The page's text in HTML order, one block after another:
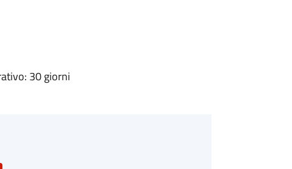
30 giorni